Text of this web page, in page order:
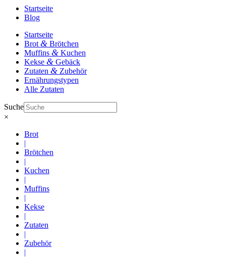
Startseite
Blog
Startseite
Brot & Brötchen
Muffins & Kuchen
Kekse & Gebäck
Zutaten & Zubehör
Ernährungstypen
Alle Zutaten
Suche
×
Brot
|
Brötchen
|
Kuchen
|
Muffins
|
Kekse
|
Zutaten
|
Zubehör
|